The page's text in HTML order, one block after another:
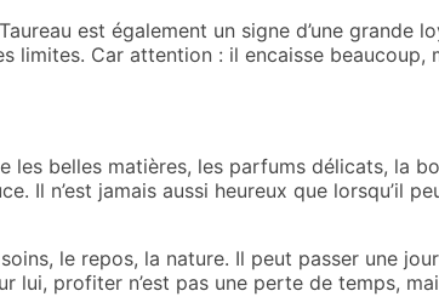
est également un signe d’une grande
Car attention : il encaisse beaucoup,
les belles matières, les parfums délicats, la
Il n’est jamais aussi heureux que lorsqu’il
le repos, la nature. Il peut passer une
lui, profiter n’est pas une perte de temps,